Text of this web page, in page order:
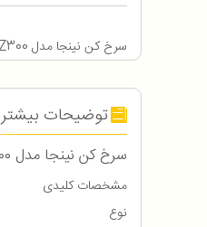
سرخ کن نینجا مدل DZ300 با ضمانت اصالت و سلامت کالا به همراه 12 ماه گارانتی
توضیحات بیشتر
سرخ کن نینجا مدل DZ300
مشخصات کلیدی
نوع